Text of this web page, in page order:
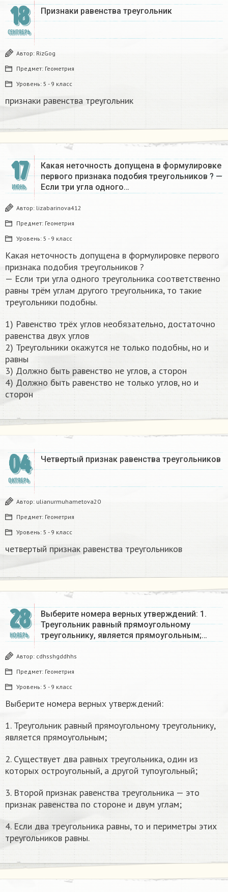
18
СЕНТЯБРЬ
Признаки равенства треугольник​
Автор: RizGog
Предмет: Геометрия
Уровень: 5 - 9 класс
признаки равенства треугольник​
17
ИЮНЬ
Какая неточность допущена в формулировке​
первого признака подобия треугольников ? —
Если три угла одного…
Автор: lizabarinova412
Предмет: Геометрия
Уровень: 5 - 9 класс
Какая неточность допущена в формулировке​ первого
признака подобия треугольников ?
— Если три угла одного треугольника соответственно
равны трём углам другого треугольника, то такие
треугольники подобны.
1) Равенство трёх углов необязательно, достаточно
равенства двух углов
2) Треугольники окажутся не только подобны, но и
равны
3) Должно быть равенство не углов, а сторон
4) Должно быть равенство не только углов, но и
сторон​
04
ОКТЯБРЬ
Четвертый признак равенства треугольников
Автор: ulianurmuhametova20
Предмет: Геометрия
Уровень: 5 - 9 класс
четвертый признак равенства треугольников
28
НОЯБРЬ
Выберите номера верных утверждений: 1.
Треугольник равный прямоугольному
треугольнику, является прямоугольным;…
Автор: cdhsshgddhhs
Предмет: Геометрия
Уровень: 5 - 9 класс
Выберите номера верных утверждений:
1. Треугольник равный прямоугольному треугольнику,
является прямоугольным;
2. Существует два равных треугольника, один из
которых остроугольный, а другой тупоугольный;
3. Второй признак равенства треугольника — это
признак равенства по стороне и двум углам;
4. Если два треугольника равны, то и периметры этих
треугольников равны.